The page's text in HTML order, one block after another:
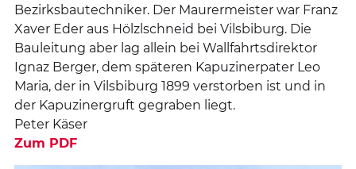
Bezirksbautechniker. Der Maurermeister war Franz
Xaver Eder aus Hölzlschneid bei Vilsbiburg. Die
Bauleitung aber lag allein bei Wallfahrtsdirektor
Ignaz Berger, dem späteren Kapuzinerpater Leo
Maria, der in Vilsbiburg 1899 verstorben ist und in
der Kapuzinergruft gegraben liegt.
Peter Käser
Zum PDF